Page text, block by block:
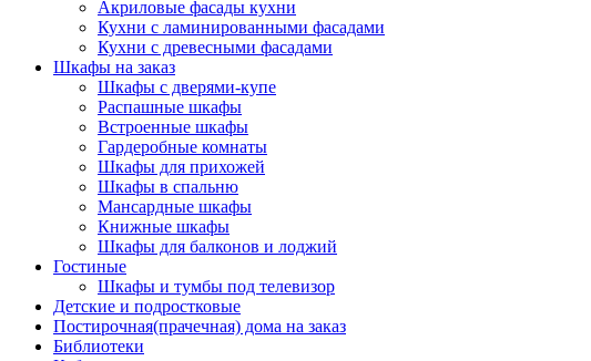
Акриловые фасады кухни
Кухни с ламинированными фасадами
Кухни с древесными фасадами
Шкафы на заказ
Шкафы с дверями-купе
Распашные шкафы
Встроенные шкафы
Гардеробные комнаты
Шкафы для прихожей
Шкафы в спальню
Мансардные шкафы
Книжные шкафы
Шкафы для балконов и лоджий
Гостиные
Шкафы и тумбы под телевизор
Детские и подростковые
Постирочная(прачечная) дома на заказ
Библиотеки